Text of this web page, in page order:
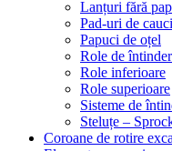
Lanțuri fără
Pad-uri de
Papuci de oțel
Role de
Role inferioare
Role superioare
Sisteme de
Steluțe –
Coroane de rotire